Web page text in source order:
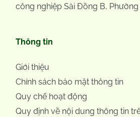
công nghiệp Sài Đồng B,
Thông tin
Giới thiệu
Chính sách bảo mật thông tin
Quy chế hoạt động
Quy định về nội dung thông tin